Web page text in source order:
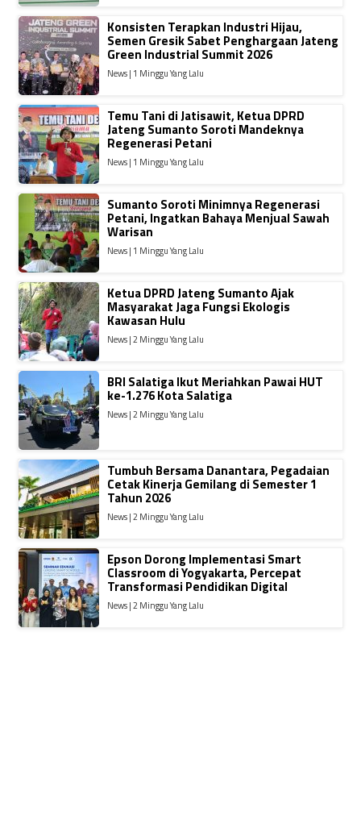
Konsisten Terapkan Industri Hijau,
Semen Gresik Sabet Penghargaan Jateng
Green Industrial Summit 2026
News | 1 Minggu Yang Lalu
Temu Tani di Jatisawit, Ketua DPRD
Jateng Sumanto Soroti Mandeknya
Regenerasi Petani
News | 1 Minggu Yang Lalu
Sumanto Soroti Minimnya Regenerasi
Petani, Ingatkan Bahaya Menjual Sawah
Warisan
News | 1 Minggu Yang Lalu
Ketua DPRD Jateng Sumanto Ajak
Masyarakat Jaga Fungsi Ekologis
Kawasan Hulu
News | 2 Minggu Yang Lalu
BRI Salatiga Ikut Meriahkan Pawai HUT
ke-1.276 Kota Salatiga
News | 2 Minggu Yang Lalu
Tumbuh Bersama Danantara, Pegadaian
Cetak Kinerja Gemilang di Semester 1
Tahun 2026
News | 2 Minggu Yang Lalu
Epson Dorong Implementasi Smart
Classroom di Yogyakarta, Percepat
Transformasi Pendidikan Digital
News | 2 Minggu Yang Lalu